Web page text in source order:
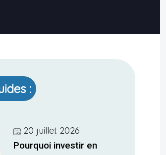
:
20 juillet 2026
Pourquoi investir en